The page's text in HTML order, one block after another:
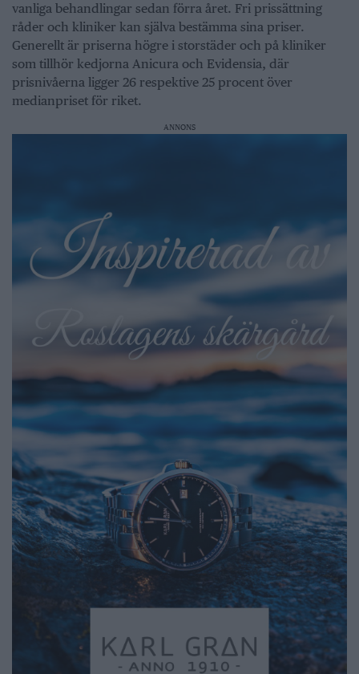
vanliga behandlingar sedan förra året. Fri prissättning
råder och kliniker kan själva bestämma sina priser.
Generellt är priserna högre i storstäder och på kliniker
som tillhör kedjorna Anicura och Evidensia, där
prisnivåerna ligger 26 respektive 25 procent över
medianpriset för riket.
ANNONS